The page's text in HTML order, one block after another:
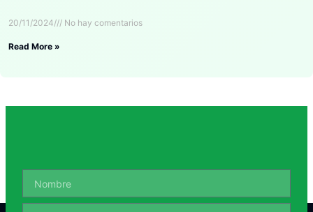
20/11/2024 No hay comentarios
Read More »